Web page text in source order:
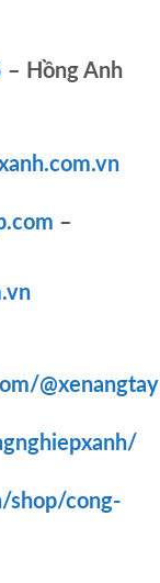
– Hồng Anh
–
@xenangtay
shop/cong-